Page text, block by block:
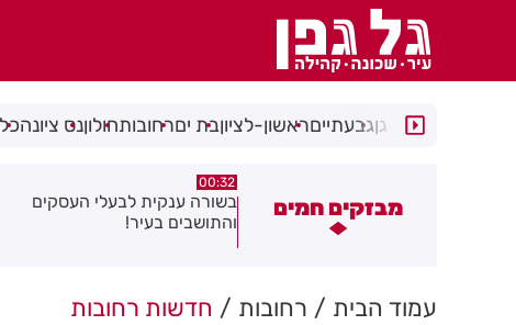
רמת גןגבעתייםראשון-לציוןבת יםרחובותחולוןנס ציונה
מבזקים חמים
בשורה ענקית לבעלי העסקים
06.08.26
תושב בת ים נעצר בחשד לאונס
של צעירה בת 18
עמוד הבית רחובות חדשות רחובות